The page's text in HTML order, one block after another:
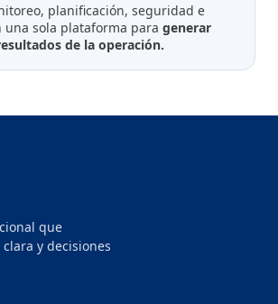
planificación, seguridad e
sola plataforma para generar
de la operación.
que
y decisiones